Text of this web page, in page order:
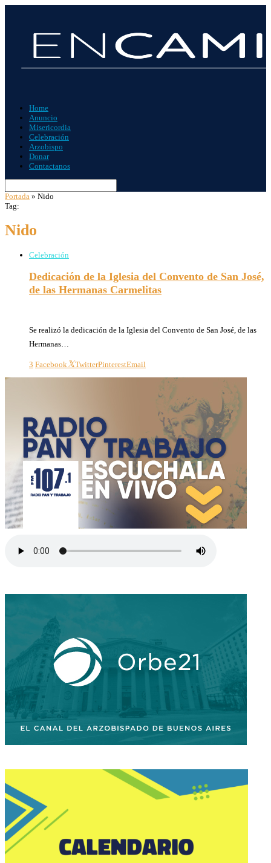
Home
Anuncio
Misericordia
Celebración
Arzobispo
Donar
Contactanos
Portada » Nido
Tag:
Nido
Celebración
Dedicación de la Iglesia del Convento de San José,
de las Hermanas Carmelitas
Se realizó la dedicación de la Iglesia del Convento de San José, de las
Hermanas…
3 Facebook TwitterPinterestEmail